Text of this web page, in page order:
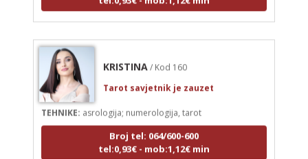
TEHNIKE:asrologija; numerologija, tarot
Broj tel: 064/600-600
tel:0,93€ - mob:1,12€ min